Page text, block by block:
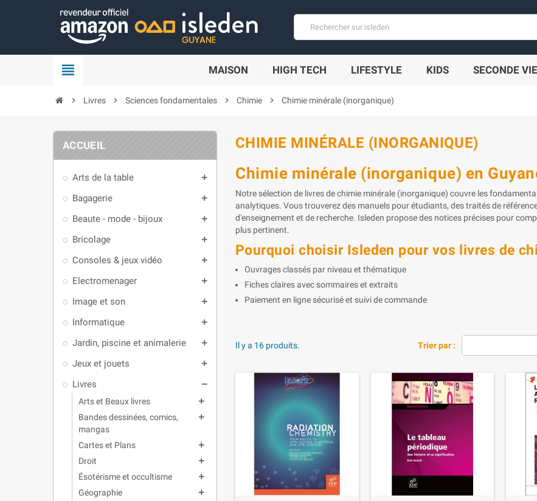
view_headline MAISON HIGH TECH LIFESTYLE KIDS SECONDE VIE
chevron_right Livres chevron_right Sciences fondamentales chevron_right Chimie chevron_right Chimie minérale (inorganique)
ACCUEIL
Arts de la table add
Bagagerie add
Beaute - mode - bijoux add
Bricolage add
Consoles & jeux vidéo add
Electromenager add
Image et son add
Informatique add
Jardin, piscine et animalerie add
Jeux et jouets add
Livres remove
Arts et Beaux livres add
Bandes dessinées, comics,
mangas
add
Cartes et Plans add
Droit add
Ésotérisme et occultisme add
Géographie add
CHIMIE MINÉRALE (INORGANIQUE)
Chimie minérale (inorganique) en
Notre sélection de livres de chimie minérale (inorganique) couvre les
analytiques. Vous trouverez des manuels pour étudiants, des traités de
d'enseignement et de recherche. Isleden propose des notices précises pour
plus pertinent.
Pourquoi choisir Isleden pour vos livres de
Ouvrages classés par niveau et thématique
Fiches claires avec sommaires et extraits
Paiement en ligne sécurisé et suivi de commande
Trier par :
Il y a 16 produits.